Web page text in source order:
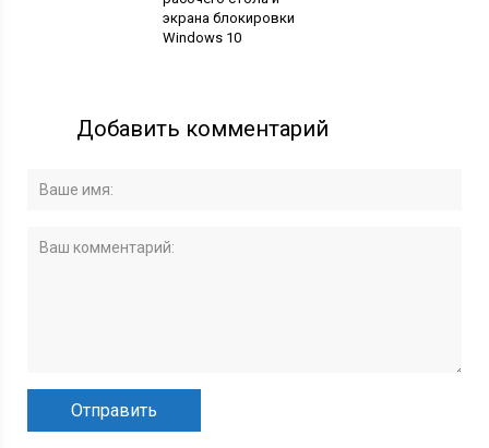
экрана блокировки
Windows 10
Добавить комментарий